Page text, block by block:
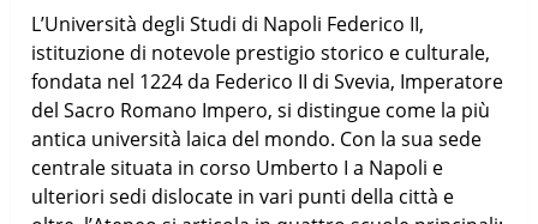
L’Università degli Studi di Napoli Federico II,
istituzione di notevole prestigio storico e culturale,
fondata nel 1224 da Federico II di Svevia, Imperatore
del Sacro Romano Impero, si distingue come la più
antica università laica del mondo. Con la sua sede
centrale situata in corso Umberto I a Napoli e
ulteriori sedi dislocate in vari punti della città e